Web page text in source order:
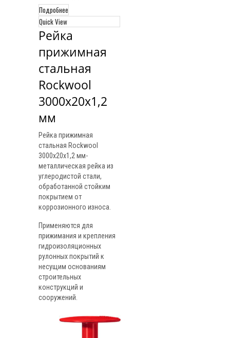
Подробнее
Quick View
Рейка
прижимная
стальная
Rockwool
3000х20х1,2
мм
Рейка прижимная
стальная Rockwool
3000х20х1,2 мм-
металлическая рейка из
углеродистой стали,
обработанной стойким
покрытием от
коррозионного износа.
Применяются для
прижимания и крепления
гидроизоляционных
рулонных покрытий к
несущим основаниям
строительных
конструкций и
сооружений.